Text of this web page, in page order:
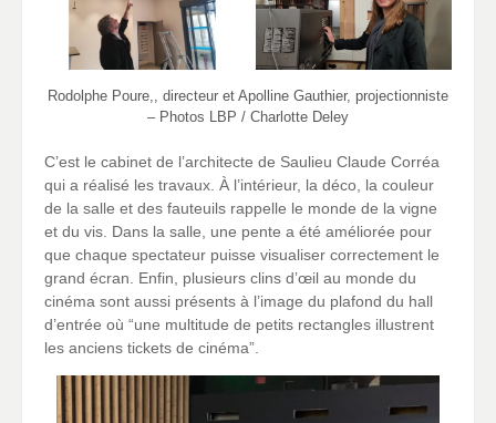
Rodolphe Poure,, directeur et Apolline Gauthier, projectionniste
– Photos LBP / Charlotte Deley
C’est le cabinet de l’architecte de Saulieu Claude Corréa
qui a réalisé les travaux. À l’intérieur, la déco, la couleur
de la salle et des fauteuils rappelle le monde de la vigne
et du vis. Dans la salle, une pente a été améliorée pour
que chaque spectateur puisse visualiser correctement le
grand écran. Enfin, plusieurs clins d’œil au monde du
cinéma sont aussi présents à l’image du plafond du hall
d’entrée où “une multitude de petits rectangles illustrent
les anciens tickets de cinéma”.